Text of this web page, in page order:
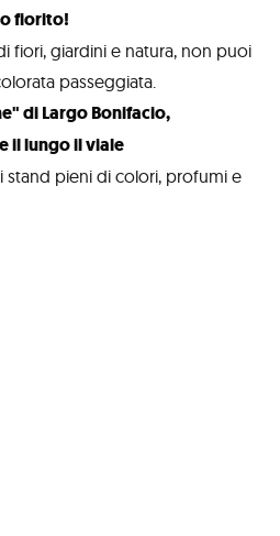
fiorito!
fiori, giardini e natura, non puoi
passeggiata.
di Largo Bonifacio,
il lungo il viale
stand pieni di colori, profumi e